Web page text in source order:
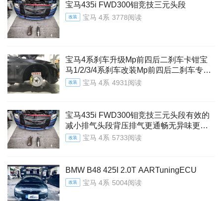
宝马435i FWD300钼竞技三元头段
改装 宝马 4系 3778阅读
宝马4系刹车升级Mp前四后二刹车卡钳宝
马1/2/3/4系刹车改装Mp前四后二刹车专车
专用原位无损安装
改装 宝马 4系 4931阅读
宝马435i FWD300钼竞技三元头段有效的
减小排气头段背压排气更通畅无异味更环
保同时配合程序效果更佳
改装 宝马 4系 5733阅读
BMW B48 425I 2.0T AARTuningECU
改装 宝马 4系 5004阅读